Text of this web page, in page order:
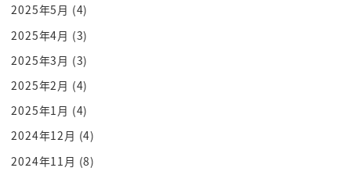
ATMのね使い方どうだったかしらあれ
でしょお手伝いしますよえっとじゃあ私が
あのこれ入力しますんで暗証番号言って
いただいていいですかなんてことはやら
ないにもかかわらずあ別に銀行員さんなの
かなと思ってあじゃあ言ってもいいやと
思って暗証番号ほにゃららでございます」
って書いてはいはいはいじゃあそれで
2025年5月 (4)
2025年4月 (3)
2025年3月 (3)
2025年2月 (4)
2025年1月 (4)
2024年12月 (4)
2024年11月 (8)